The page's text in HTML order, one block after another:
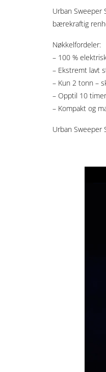
Urban Sweeper
bærekraftig
Nøkkelfordeler:
– 100 %
– Ekstremt lavt
– Kun 2 tonn –
– Opptil 10
– Kompakt og
Urban Sweeper